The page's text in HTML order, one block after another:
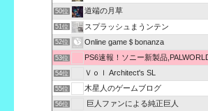
50位 道端の月草
51位 スプラッシュまうンテン
52位 Online game＄bonanza
53位 PS6速報！ソニー新製品
54位 Ｖｏｌ Architect's SL
55位 木星人のゲームブログ
56位 巨人ファンによる純正巨人